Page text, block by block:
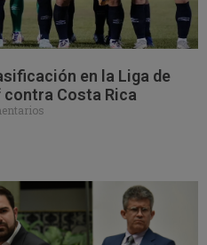
en la Liga de
Costa Rica